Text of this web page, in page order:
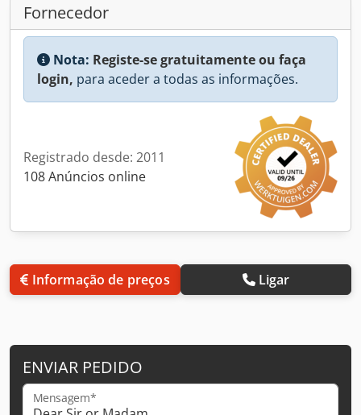
Fornecedor
Nota: Registe-se gratuitamente ou faça
login, para aceder a todas as informações.
Registrado desde: 2011
108 Anúncios online
Informação de preços Ligar
ENVIAR PEDIDO
Mensagem*